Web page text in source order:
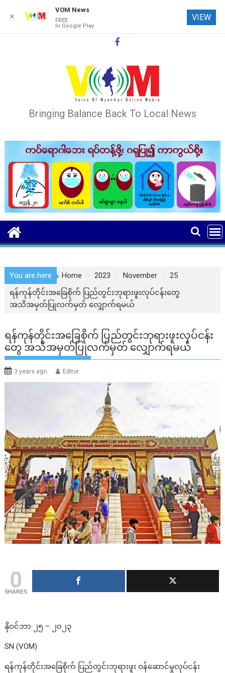
Bringing Balance Back To Local News
You are here Home 2023 November
25
ရန်ကုန်တိုင်းအခြေစိုက် ပြည်တွင်းဘုရားဖူးလုပ်ငန်းတွေ
အသိအမှတ်ပြုလက်မှတ် လျှောက်ရမယ်
ရန်ကုန်တိုင်းအခြေစိုက် ပြည်တွင်းဘုရားဖူးလုပ်ငန်း
တွေ အသိအမှတ်ပြုလက်မှတ် လျှောက်ရမယ်
3 years ago Editor
0
SHARES
နိုဝင်ဘာ ၂၅ – ၂၀၂၃
SN (VOM)
ရန်ကုန်တိုင်းအခြေစိုက် ပြည်တွင်းဘုရားဖူး ဝန်ဆောင်မှုလုပ်ငန်း
✕
VOM News
FREE
In Google Play
VIEW